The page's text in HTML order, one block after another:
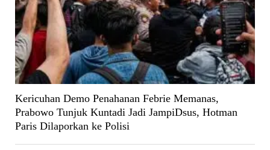
Kericuhan Demo Penahanan Febrie Memanas,
Prabowo Tunjuk Kuntadi Jadi JampiDsus, Hotman
Paris Dilaporkan ke Polisi